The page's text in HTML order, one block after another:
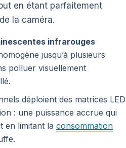
en étant parfaitement
la caméra.
infrarouges
jusqu’à plusieurs
polluer visuellement
déploient des matrices LED
: une puissance accrue qui
en limitant la consommation